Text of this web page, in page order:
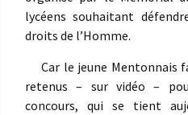
lycéens souhaitant
droits de l’Homme.
Car le jeune Mentonnais
retenus – sur vidéo –
concours, qui se tient